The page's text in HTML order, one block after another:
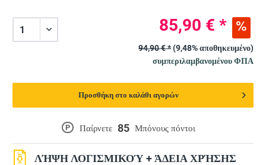
P Παίρνετε 85 Μπόνους πόντοι
ΛΉΨΗ ΛΟΓΙΣΜΙΚΟΎ + ΆΔΕΙΑ ΧΡΉΣΗΣ
85,90 € *
94,90 € *(9,48% αποθηκευμένο)
συμπεριλαμβανομένου ΦΠΑ
Προσθήκη στο καλάθι αγορών